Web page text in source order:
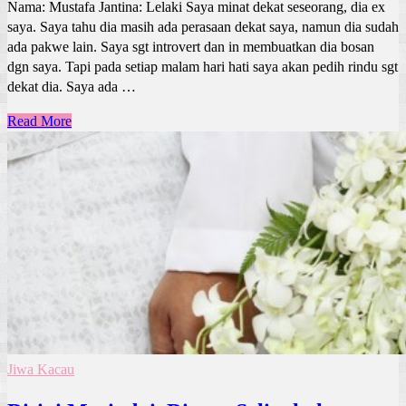
Nama: Mustafa Jantina: Lelaki Saya minat dekat seseorang, dia ex
saya. Saya tahu dia masih ada perasaan dekat saya, namun dia sudah
ada pakwe lain. Saya sgt introvert dan in membuatkan dia bosan
dgn saya. Tapi pada setiap malam hari hati saya akan pedih rindu sgt
dekat dia. Saya ada …
Read More
Jiwa Kacau